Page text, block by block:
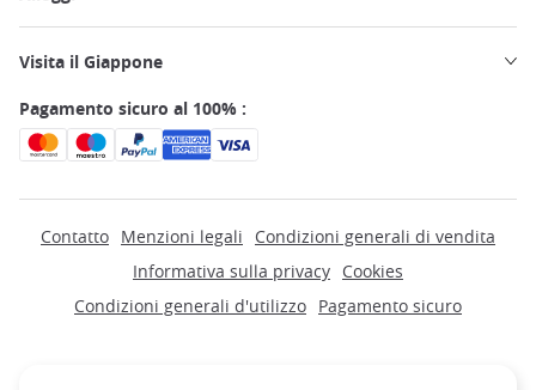
Visita il Giappone
Pagamento sicuro al 100% :
Contatto Menzioni legali
Condizioni generali di vendita
Informativa sulla privacy Cookies
Condizioni generali d'utilizzo Pagamento sicuro